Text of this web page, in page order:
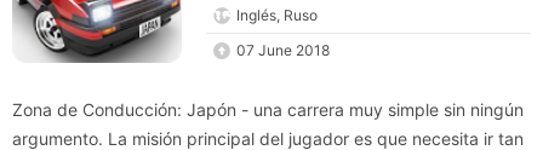
Inglés, Ruso
07 June 2018
Zona de Conducción: Japón - una carrera muy simple sin ningún
argumento. La misión principal del jugador es que necesita ir tan